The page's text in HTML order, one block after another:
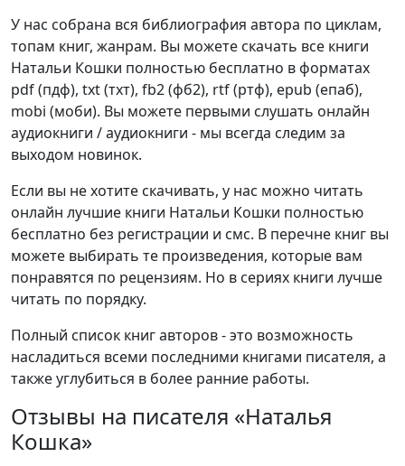
У нас собрана вся библиография автора по циклам,
топам книг, жанрам. Вы можете скачать все книги
Натальи Кошки полностью бесплатно в форматах
pdf (пдф), txt (тхт), fb2 (фб2), rtf (ртф), epub (епаб),
mobi (моби). Вы можете первыми слушать онлайн
аудиокниги / аудиокниги - мы всегда следим за
выходом новинок.
Если вы не хотите скачивать, у нас можно читать
онлайн лучшие книги Натальи Кошки полностью
бесплатно без регистрации и смс. В перечне книг вы
можете выбирать те произведения, которые вам
понравятся по рецензиям. Но в сериях книги лучше
читать по порядку.
Полный список книг авторов - это возможность
насладиться всеми последними книгами писателя, а
также углубиться в более ранние работы.
Отзывы на писателя «Наталья
Кошка»